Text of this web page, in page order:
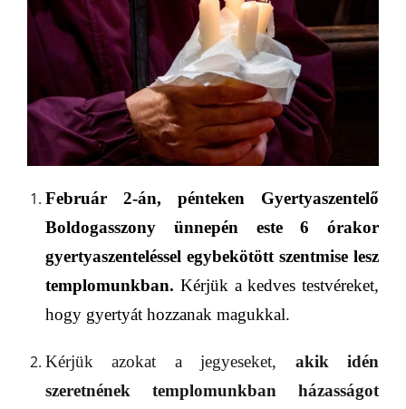
Február 2-án, pénteken Gyertyaszentelő
Boldogasszony ünnepén este 6 órakor
gyertyaszenteléssel egybekötött szentmise lesz
templomunkban. Kérjük a kedves testvéreket,
hogy gyertyát hozzanak magukkal.
Kérjük azokat a jegyeseket, akikidén
szeretnének templomunkban házasságot